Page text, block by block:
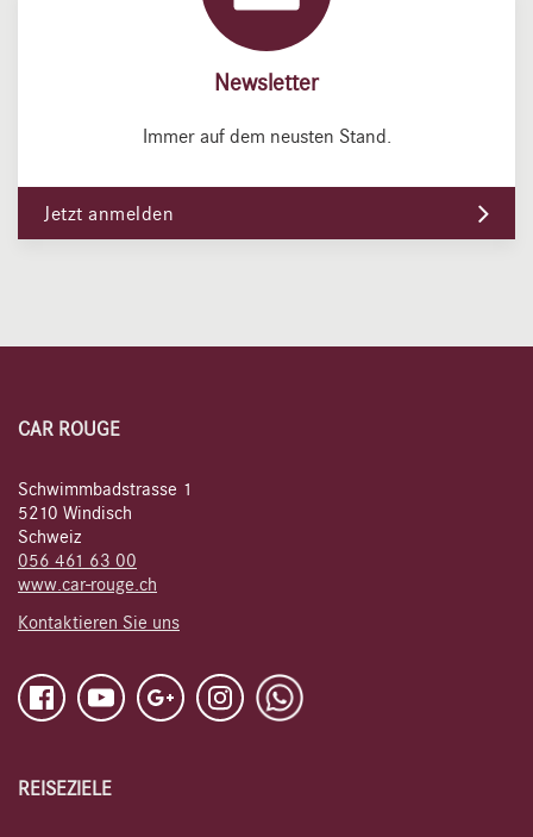
Newsletter
Immer auf dem neusten Stand.
Jetzt anmelden
CAR ROUGE
Schwimmbadstrasse 1
5210 Windisch
Schweiz
056 461 63 00
www.car-rouge.ch
Kontaktieren Sie uns
REISEZIELE